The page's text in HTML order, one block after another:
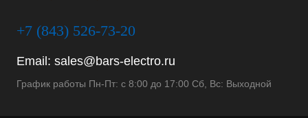
+7 (843) 526-73-20
Email: sales@bars-electro.ru
График работы Пн-Пт: с 8:00 до 17:00 Сб, Вс: Выходной